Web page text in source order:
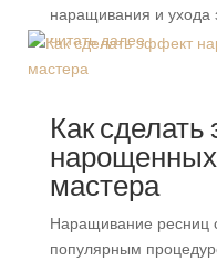
наращивания и ухода
читать далее
Как
мастера
Наращивание ресниц
популярным